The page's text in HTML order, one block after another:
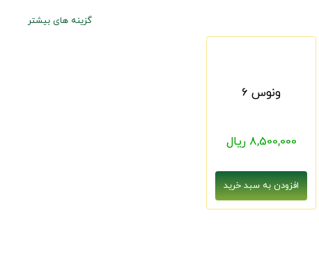
گزینه های بیشتر
ونوس 6
8,500,000 ریال